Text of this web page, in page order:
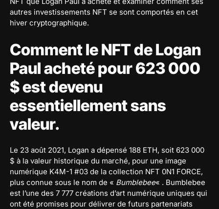
autres investissements NFT se sont comportés en cet
hiver cryptographique.
Comment le NFT de Logan
Paul acheté pour 623 000
$ est devenu
essentiellement sans
valeur.
Le 23 août 2021, Logan a dépensé 188 ETH, soit 623 000
$ à la valeur historique du marché, pour une image
numérique K4M-1 #03 de la collection NFT 0N1 FORCE,
plus connue sous le nom de « Bumblebee« . Bumblebee
est l’une des 7 777 créations d’art numérique uniques qui
ont été promises pour délivrer de futurs partenariats